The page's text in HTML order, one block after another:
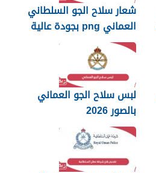
شعار سلاح الجو السلطاني
العماني png بجودة عالية
2026
لبس سلاح الجو العماني
بالصور 2026